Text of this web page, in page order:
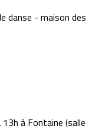
danse - maison des
à Fontaine (salle